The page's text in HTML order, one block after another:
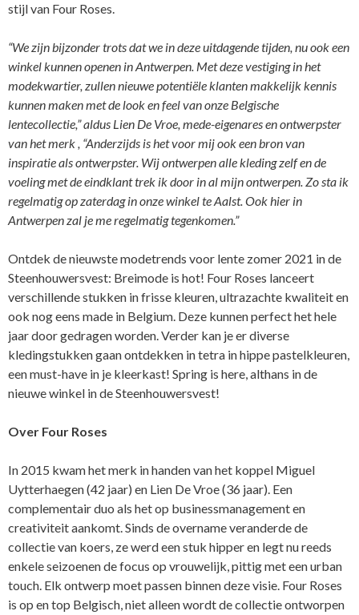
stijl van Four Roses.
“We zijn bijzonder trots dat we in deze uitdagende tijden, nu ook een
winkel kunnen openen in Antwerpen. Met deze vestiging in het
modekwartier, zullen nieuwe potentiële klanten makkelijk kennis
kunnen maken met de look en feel van onze Belgische
lentecollectie,” aldus Lien De Vroe, mede-eigenares en ontwerpster
van het merk , “Anderzijds is het voor mij ook een bron van
inspiratie als ontwerpster. Wij ontwerpen alle kleding zelf en de
voeling met de eindklant trek ik door in al mijn ontwerpen. Zo sta ik
regelmatig op zaterdag in onze winkel te Aalst. Ook hier in
Antwerpen zal je me regelmatig tegenkomen.”
Ontdek de nieuwste modetrends voor lente zomer 2021 in de
Steenhouwersvest: Breimode is hot! Four Roses lanceert
verschillende stukken in frisse kleuren, ultrazachte kwaliteit en
ook nog eens made in Belgium. Deze kunnen perfect het hele
jaar door gedragen worden. Verder kan je er diverse
kledingstukken gaan ontdekken in tetra in hippe pastelkleuren,
een must-have in je kleerkast! Spring is here, althans in de
nieuwe winkel in de Steenhouwersvest!
Over Four Roses
In 2015 kwam het merk in handen van het koppel Miguel
Uytterhaegen (42 jaar) en Lien De Vroe (36 jaar). Een
complementair duo als het op businessmanagement en
creativiteit aankomt. Sinds de overname veranderde de
collectie van koers, ze werd een stuk hipper en legt nu reeds
enkele seizoenen de focus op vrouwelijk, pittig met een urban
touch. Elk ontwerp moet passen binnen deze visie. Four Roses
is op en top Belgisch, niet alleen wordt de collectie ontworpen